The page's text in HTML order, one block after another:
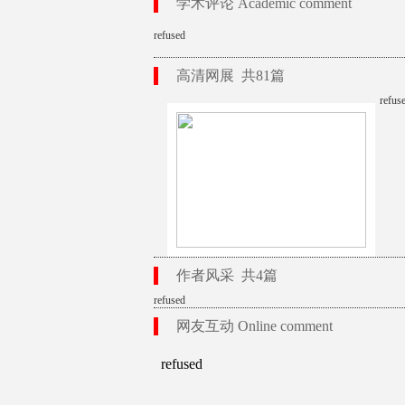
学术评论 Academic comment
refused
高清网展 共81篇
作者风采 共4篇
refused
网友互动 Online comment